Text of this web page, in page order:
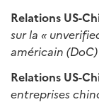
Relations US-
sur la «
américain
Relations US-
entreprises